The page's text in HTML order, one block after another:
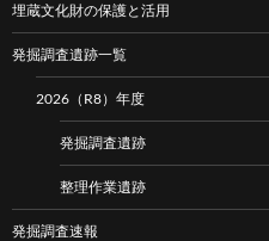
埋蔵文化財の保護と活用
発掘調査遺跡一覧
2026（R8）年度
発掘調査遺跡
整理作業遺跡
発掘調査速報